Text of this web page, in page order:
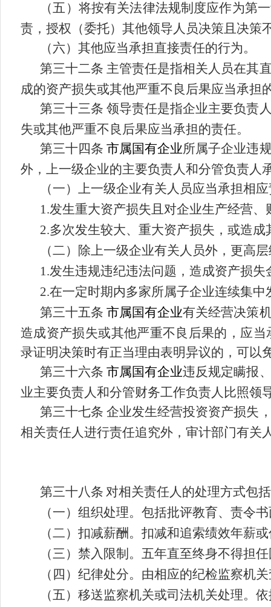
（五）将按有关法律法规制度应作为第
责，授权（委托）其他领导人员决策且决策
（六）其他应当承担直接责任的行为。
第三十二条 主管责任是指相关人员在其
成的资产损失或其他严重不良后果应当承担
第三十三条 领导责任是指企业主要负责
失或其他严重不良后果应当承担的责任。
第三十四条 市属国有企业所属子企业违
外，上一级企业的主要负责人和分管负责人
（一） 上一级企业有关人员应当承担相
1.发生重大资产损失且对企业生产经营
2.多次发生较大、重大资产损失，或造
（二） 除上一级企业有关人员外，更高
1.发生违规违纪违法问题，造成资产损
2.在一定时期内多家所属子企业连续集
第三十五条 市属国有企业有关经营决策
造成资产损失或其他严重不良后果的，应
录证明决策时有正当理由表明异议的，可以
第三十六条 市属国有企业违反规定瞒报
业主要负责人和分管财务工作负责人比照领
第三十七条 企业发生经营投资资产损失
相关责任人进行责任追究外，审计部门有关
第三十八条 对相关责任人的处理方式包
（一）组织处理。包括批评教育、责令
（二）扣减薪酬。扣减和追索绩效年薪
（三）禁入限制。五年直至终身不得担
（四）纪律处分。由相应的纪检监察机
（五）移送监察机关或司法机关处理。